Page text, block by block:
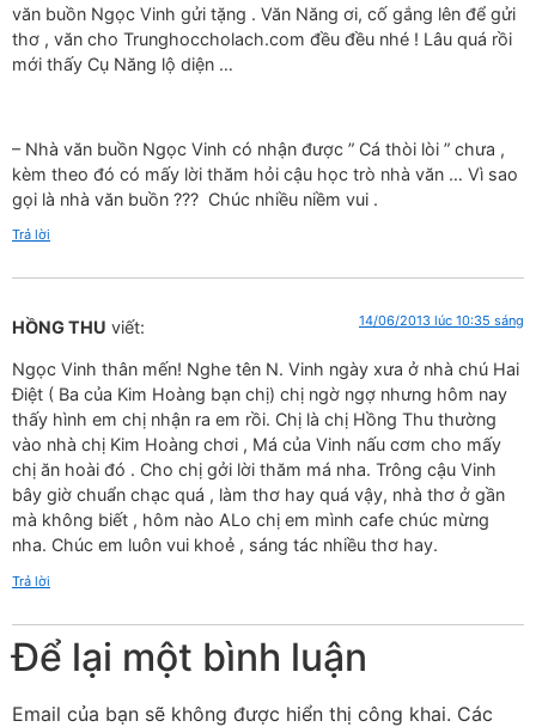
văn buồn Ngọc Vinh gửi tặng . Văn Năng ơi, cố gắng lên để gửi
thơ , văn cho Trunghoccholach.com đều đều nhé ! Lâu quá rồi
mới thấy Cụ Năng lộ diện …
– Nhà văn buồn Ngọc Vinh có nhận được ” Cá thòi lòi ” chưa ,
kèm theo đó có mấy lời thăm hỏi cậu học trò nhà văn … Vì sao
gọi là nhà văn buồn ??? Chúc nhiều niềm vui .
Trả lời
HỒNG THU viết: 14/06/2013 lúc 10:35 sáng
Ngọc Vinh thân mến! Nghe tên N. Vinh ngày xưa ở nhà chú Hai
Điệt ( Ba của Kim Hoàng bạn chị) chị ngờ ngợ nhưng hôm nay
thấy hình em chị nhận ra em rồi. Chị là chị Hồng Thu thường
vào nhà chị Kim Hoàng chơi , Má của Vinh nấu cơm cho mấy
chị ăn hoài đó . Cho chị gởi lời thăm má nha. Trông cậu Vinh
bây giờ chuẩn chạc quá , làm thơ hay quá vậy, nhà thơ ở gần
mà không biết , hôm nào ALo chị em mình cafe chúc mừng
nha. Chúc em luôn vui khoẻ , sáng tác nhiều thơ hay.
Trả lời
Để lại một bình luận
Email của bạn sẽ không được hiển thị công khai. Các